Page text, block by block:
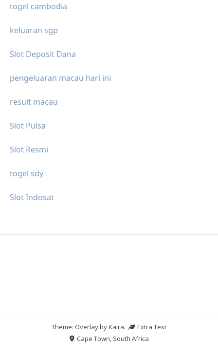
togel cambodia
keluaran sgp
Slot Deposit Dana
pengeluaran macau hari ini
result macau
Slot Pulsa
Slot Resmi
togel sdy
Slot Indosat
Theme: Overlay byKaira.
Extra Text
Cape Town, South Africa